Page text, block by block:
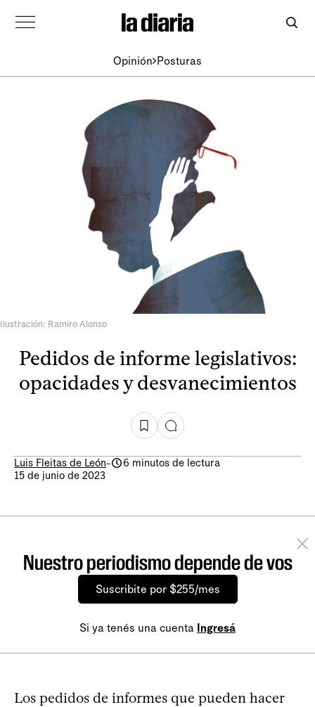
Opinión Posturas
Ilustración: Ramiro Alonso
Pedidos de informe legislativos:
opacidades y desvanecimientos
Luis Fleitas de León-
6 minutos de lectura
15 de junio de 2023
Nuestro periodismo depende de vos
Suscribite por $255/mes
Si ya tenés una cuenta Ingresá
Los pedidos de informes que pueden hacer